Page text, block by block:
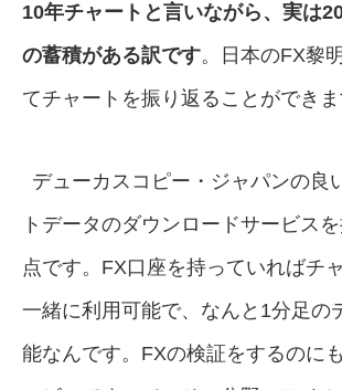
10年チャートと言いながら、実は
の蓄積がある訳です。日本のFX黎
てチャートを振り返ることができま
デューカスコピー・ジャパンの良
トデータのダウンロードサービス
点です。FX口座を持っていればチ
一緒に利用可能で、なんと1分足の
能なんです。FXの検証をするのに